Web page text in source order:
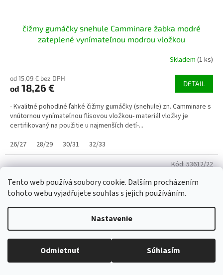
Tento web používá soubory cookie. Dalším procházením
tohoto webu vyjadřujete souhlas s jejich používáním.
Nastavenie
Odmietnuť Súhlasím
čižmy gumáčky snehule Camminare žabka modré
zateplené vynímateľnou modrou vložkou
Skladem (1 ks)
od 15,09 € bez DPH
od 18,26 € DETAIL
- Kvalitné pohodlné ľahké čižmy gumáčky (snehule) zn. Camminare s
vnútornou vynímateľnou flísovou vložkou- materiál vložky je
certifikovaný na použitie u najmenších detí-...
26/27
28/29 30/31 32/33
Kód:53612/22